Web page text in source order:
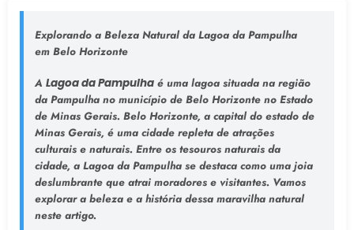
Explorando a Beleza Natural da Lagoa da Pampulha
em Belo Horizonte
A Lagoa da Pampulha é uma lagoa situada na região
da Pampulha no município de Belo Horizonte no Estado
de Minas Gerais. Belo Horizonte, a capital do estado de
Minas Gerais, é uma cidade repleta de atrações
culturais e naturais. Entre os tesouros naturais da
cidade, a Lagoa da Pampulha se destaca como uma joia
deslumbrante que atrai moradores e visitantes. Vamos
explorar a beleza e a história dessa maravilha natural
neste artigo.